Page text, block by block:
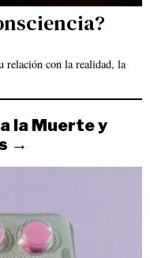
relación con la realidad, la
la Muerte y
→